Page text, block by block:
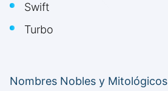
Swift
Turbo
Nombres Nobles y Mitológicos